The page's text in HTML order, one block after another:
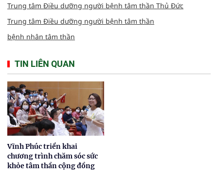
Trung tâm Điều dưỡng người bệnh tâm thần Thủ Đức
Trung tâm Điều dưỡng người bệnh tâm thần
bệnh nhân tâm thần
TIN LIÊN QUAN
Vĩnh Phúc triển khai
chương trình chăm sóc sức
khỏe tâm thần cộng đồng